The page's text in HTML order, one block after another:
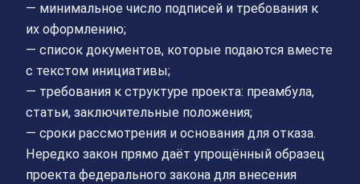
— минимальное число подписей и требования к
их оформлению;
— список документов, которые подаются вместе
с текстом инициативы;
— требования к структуре проекта: преамбула,
статьи, заключительные положения;
— сроки рассмотрения и основания для отказа.
Нередко закон прямо даёт упрощённый образец
проекта федерального закона для внесения